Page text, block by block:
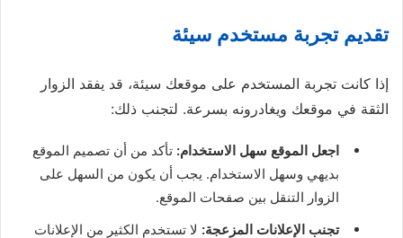
تقديم تجربة مستخدم سيئة
إذا كانت تجربة المستخدم على موقعك سيئة، قد يفقد الزوار
الثقة في موقعك ويغادرونه بسرعة. لتجنب ذلك:
اجعل الموقع سهل الاستخدام: تأكد من أن تصميم الموقع
بديهي وسهل الاستخدام. يجب أن يكون من السهل على
الزوار التنقل بين صفحات الموقع.
تجنب الإعلانات المزعجة: لا تستخدم الكثير من الإعلانات